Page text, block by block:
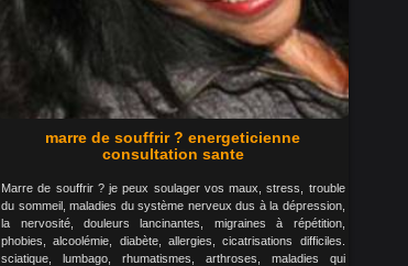
marre de souffrir ? energeticienne
consultation sante
Marre de souffrir ? je peux soulager vos maux, stress, trouble
du sommeil, maladies du système nerveux dus à la dépression,
la nervosité, douleurs lancinantes, migraines à répétition,
phobies, alcoolémie, diabète, allergies, cicatrisations difficiles.
sciatique, lumbago, rhumatismes, arthroses, maladies qui